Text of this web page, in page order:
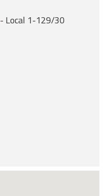
- Local 1-129/30